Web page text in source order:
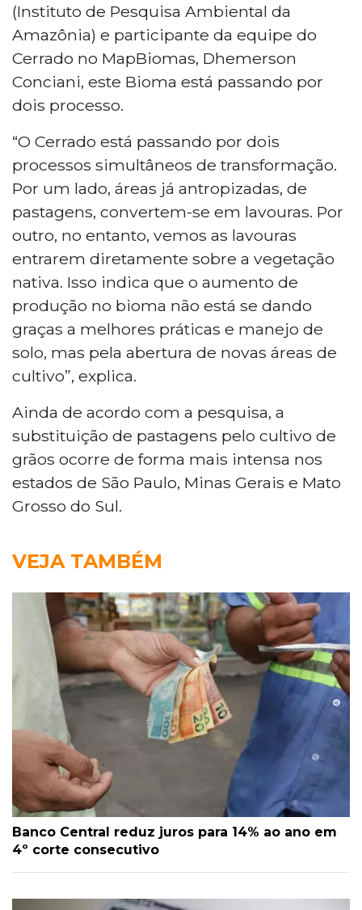
(Instituto de Pesquisa Ambiental da
Amazônia) e participante da equipe do
Cerrado no MapBiomas, Dhemerson
Conciani, este Bioma está passando por
dois processo.
“O Cerrado está passando por dois
processos simultâneos de transformação.
Por um lado, áreas já antropizadas, de
pastagens, convertem-se em lavouras. Por
outro, no entanto, vemos as lavouras
entrarem diretamente sobre a vegetação
nativa. Isso indica que o aumento de
produção no bioma não está se dando
graças a melhores práticas e manejo de
solo, mas pela abertura de novas áreas de
cultivo”, explica.
Ainda de acordo com a pesquisa, a
substituição de pastagens pelo cultivo de
grãos ocorre de forma mais intensa nos
estados de São Paulo, Minas Gerais e Mato
Grosso do Sul.
VEJA TAMBÉM
Banco Central reduz juros para 14% ao ano em
4º corte consecutivo